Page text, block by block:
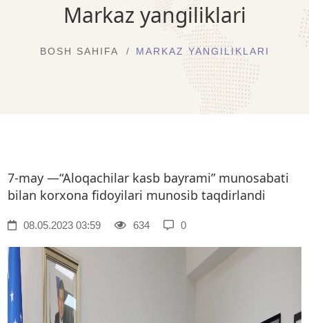
Markaz yangiliklari
BOSH SAHIFA MARKAZ YANGILIKLARI
7-may —“Aloqachilar kasb bayrami” munosabati
bilan korxona fidoyilari munosib taqdirlandi
08.05.2023 03:59 634 0